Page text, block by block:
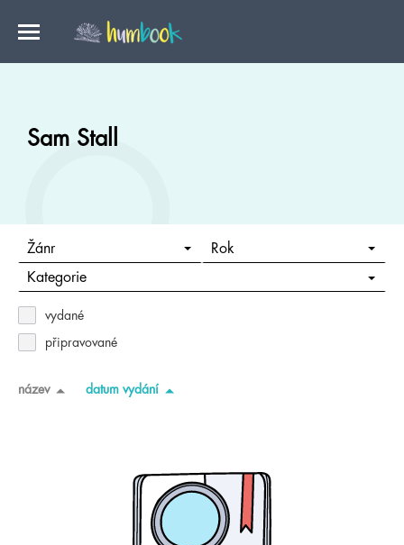
Sam Stall
Žánr Rok
Kategorie
vydané
připravované
název datum vydání